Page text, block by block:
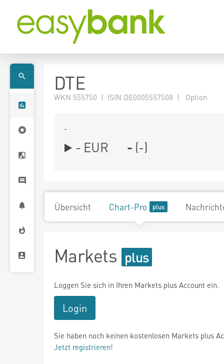
DTE
WKN 555750 | ISIN DE0005557508 | Option
-
- EUR - (-)
Übersicht Chart-Pro
Markets
Loggen Sie sich in Ihren Markets plus Account ein.
Login
Sie haben noch keinen kostenlosen Markets plus
Jetzt registrieren!